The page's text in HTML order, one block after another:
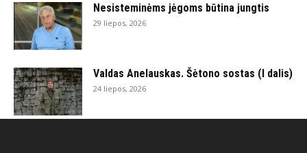
Nesisteminėms jėgoms būtina jungtis
29 liepos, 2026
Valdas Anelauskas. Šėtono sostas (I dalis)
24 liepos, 2026